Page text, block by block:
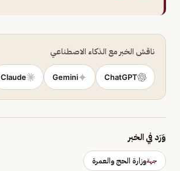
ناقش الخبر مع الذكاء الاصطناعي
ChatGPT
Gemini
Claude
وَرَد في الخبر
جهةوزارة الحج والعمرة